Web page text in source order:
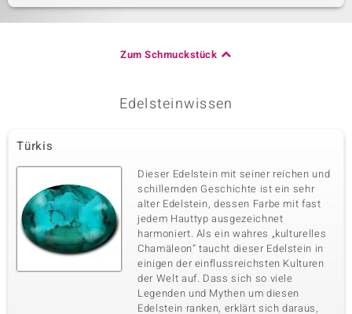
Zum Schmuckstück
Edelsteinwissen
Türkis
Dieser Edelstein mit seiner reichen und
schillernden Geschichte ist ein sehr
alter Edelstein, dessen Farbe mit fast
jedem Hauttyp ausgezeichnet
harmoniert. Als ein wahres „kulturelles
Chamäleon“ taucht dieser Edelstein in
einigen der einflussreichsten Kulturen
der Welt auf. Dass sich so viele
Legenden und Mythen um diesen
Edelstein ranken, erklärt sich daraus,